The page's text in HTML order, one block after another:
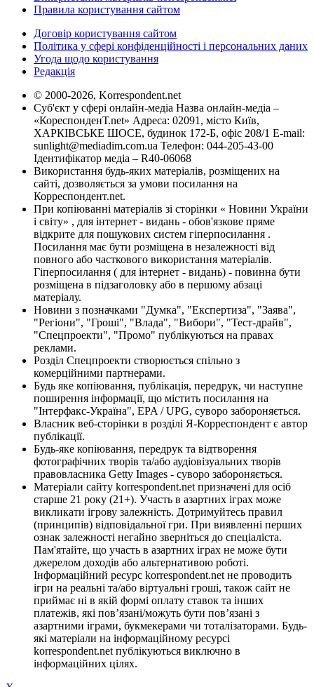
Правила користування сайтом
Договір користування сайтом
Політика у сфері конфіденційності і персональних даних
Угода щодо користування
Редакція
© 2000-2026, Korrespondent.net
Суб'єкт у сфері онлайн-медіа Назва онлайн-медіа –
«КореспонденТ.net» Адреса: 02091, місто Київ,
ХАРКІВСЬКЕ ШОСЕ, будинок 172-Б, офіс 208/1 E-mail:
sunlight@mediadim.com.ua Телефон: 044-205-43-00
Ідентифікатор медіа – R40-06068
Використання будь-яких матеріалів, розміщених на
сайті, дозволяється за умови посилання на
Корреспондент.net.
При копіюванні матеріалів зі сторінки « Новини України
і світу» , для інтернет - видань - обов'язкове пряме
відкрите для пошукових систем гіперпосилання .
Посилання має бути розміщена в незалежності від
повного або часткового використання матеріалів.
Гіперпосилання ( для інтернет - видань) - повинна бути
розміщена в підзаголовку або в першому абзаці
матеріалу.
Новини з позначками "Думка", "Експертиза", "Заява",
"Регіони", "Гроші", "Влада", "Вибори", "Тест-драйв",
"Спецпроекти", "Промо" публікуються на правах
реклами.
Розділ Спецпроекти створюється спільно з
комерційними партнерами.
Будь яке копіювання, публікація, передрук, чи наступне
поширення інформації, що містить посилання на
"Інтерфакс-Україна", EPA / UPG, суворо забороняється.
Власник веб-сторінки в розділі Я-Корреспондент є автор
публікації.
Будь-яке копіювання, передрук та відтворення
фотографічних творів та/або аудіовізуальних творів
правовласника Getty Images - суворо забороняється.
Матеріали сайту korrespondent.net призначені для осіб
старше 21 року (21+). Участь в азартних іграх може
викликати ігрову залежність. Дотримуйтесь правил
(принципів) відповідальної гри. При виявленні перших
ознак залежності негайно зверніться до спеціаліста.
Пам'ятайте, що участь в азартних іграх не може бути
джерелом доходів або альтернативою роботі.
Інформаційний ресурс korrespondent.net не проводить
ігри на реальні та/або віртуальні гроші, також сайт не
приймає ні в якій формі оплату ставок та інших
платежів, які пов’язані/можуть бути пов’язані з
азартними іграми, букмекерами чи тоталізаторами. Будь-
які матеріали на інформаційному ресурсі
korrespondent.net публікуються виключно в
інформаційних цілях.